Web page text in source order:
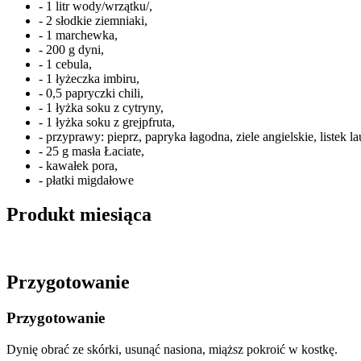
- 1 litr wody/wrzątku/,
- 2 słodkie ziemniaki,
- 1 marchewka,
- 200 g dyni,
- 1 cebula,
- 1 łyżeczka imbiru,
- 0,5 papryczki chili,
- 1 łyżka soku z cytryny,
- 1 łyżka soku z grejpfruta,
- przyprawy: pieprz, papryka łagodna, ziele angielskie, listek
- 25 g masła Łaciate,
- kawałek pora,
- płatki migdałowe
Produkt miesiąca
Przygotowanie
Przygotowanie
Dynię obrać ze skórki, usunąć nasiona, miąższ pokroić w kostkę.